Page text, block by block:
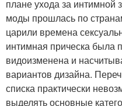
плане ухода за интимной
моды прошлась по
царили времена
интимная прическа была
видоизменена и
вариантов дизайна.
списка практически
выделять основные